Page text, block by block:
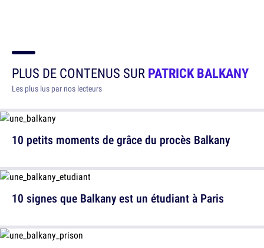
PLUS DE CONTENUS SURPATRICK BALKANY
Les plus lus par nos lecteurs
10 petits moments de grâce du procès Balkany
10 signes que Balkany est un étudiant à Paris